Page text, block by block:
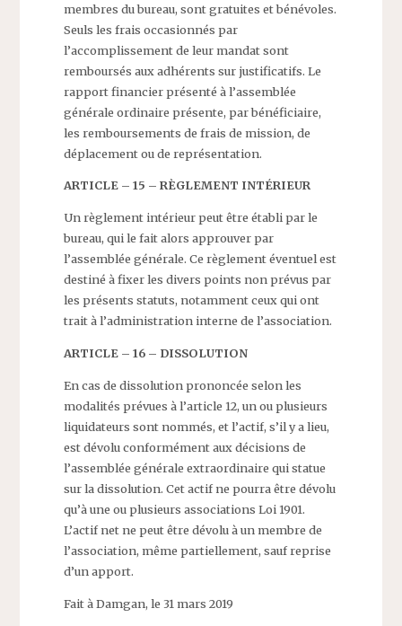
membres du bureau, sont gratuites et bénévoles.
Seuls les frais occasionnés par
l’accomplissement de leur mandat sont
remboursés aux adhérents sur justificatifs. Le
rapport financier présenté à l’assemblée
générale ordinaire présente, par bénéficiaire,
les remboursements de frais de mission, de
déplacement ou de représentation.
ARTICLE – 15 – RÈGLEMENT INTÉRIEUR
Un règlement intérieur peut être établi par le
bureau, qui le fait alors approuver par
l’assemblée générale. Ce règlement éventuel est
destiné à fixer les divers points non prévus par
les présents statuts, notamment ceux qui ont
trait à l’administration interne de l’association.
ARTICLE – 16 – DISSOLUTION
En cas de dissolution prononcée selon les
modalités prévues à l’article 12, un ou plusieurs
liquidateurs sont nommés, et l’actif, s’il y a lieu,
est dévolu conformément aux décisions de
l’assemblée générale extraordinaire qui statue
sur la dissolution. Cet actif ne pourra être dévolu
qu’à une ou plusieurs associations Loi 1901.
L’actif net ne peut être dévolu à un membre de
l’association, même partiellement, sauf reprise
d’un apport.
Fait à Damgan, le 31 mars 2019